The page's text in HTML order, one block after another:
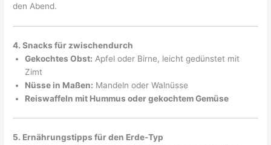
den Abend.
4. Snacks für zwischendurch
Gekochtes Obst: Apfel oder Birne, leicht gedünstet mit
Zimt
Nüsse in Maßen: Mandeln oder Walnüsse
Reiswaffeln mit Hummus oder gekochtem Gemüse
5. Ernährungstipps für den Erde-Typ